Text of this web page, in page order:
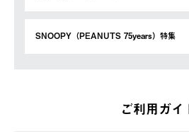
SNOOPY（PEANUTS 75years）特集
ご利用ガイ